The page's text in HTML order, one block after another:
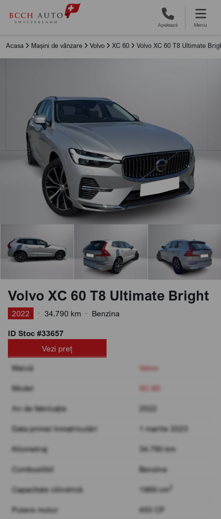
Apelează Meniu
Acasa Mașini de vânzare Volvo XC 60 Volvo XC 60 T8 Ultimate
Volvo XC 60 T8 Ultimate Bright
2022 34.790 km
Benzina
ID Stoc #33657
Vezi preț
Marcă
Volvo
Model XC 60
An de fabricație 2022
Data primei înmatriculări 1 martie 2023
Kilometraj 34.790 km
Combustibil Benzina
Capacitate cilindrică 1969 cm
Putere motor 455 CP